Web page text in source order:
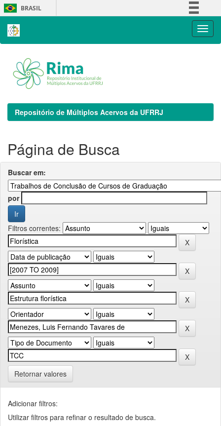
Skip
navigation
BRASIL
Repositório de Múltiplos Acervos da UFRRJ
Página de Busca
Buscar em:
por
Filtros correntes:
Retornar valores
Adicionar filtros:
Utilizar filtros para refinar o resultado de busca.